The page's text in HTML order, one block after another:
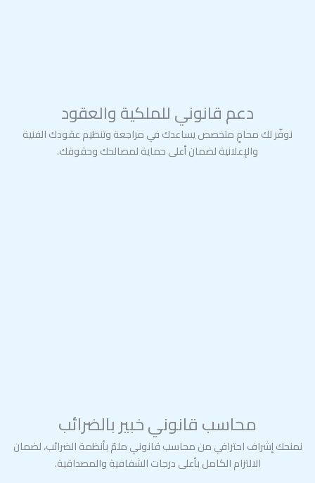
دعم قانوني للملكية والعقود
نوفّر لك محامٍ متخصص يساعدك في مراجعة وتنظيم عقودك الفنية
والإعلانية لضمان أعلى حماية لمصالحك وحقوقك.
محاسب قانوني خبير بالضرائب
نمنحك إشراف احترافي من محاسب قانوني ملمّ بأنظمة الضرائب، لضمان
الالتزام الكامل بأعلى درجات الشفافية والمصداقية.